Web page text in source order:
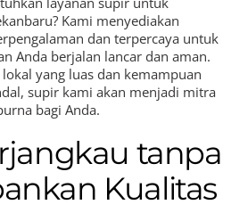
Kami menyediakan
dan terpercaya untuk
Anda berjalan lancar dan aman.
yang luas dan kemampuan
supir kami akan menjadi mitra
bagi Anda.
tanpa
Kualitas